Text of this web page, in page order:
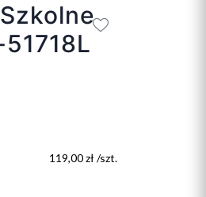
119,00 zł /szt.